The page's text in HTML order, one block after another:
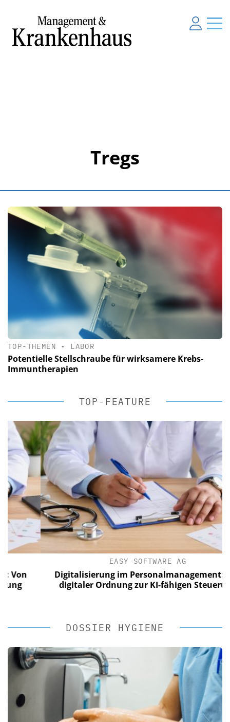
Tregs
TOP-THEMEN • LABOR
Potentielle Stellschraube für wirksamere Krebs-
Immuntherapien
TOP-FEATURE
EASY SOFTWARE AG
Digitalisierung im Personalmanagement: Von
digitaler Ordnung zur KI-fähigen Steuerung
DOSSIER HYGIENE